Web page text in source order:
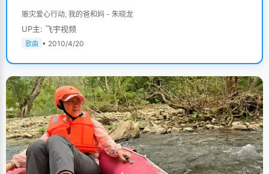
赈灾爱心行动, 我的爸和妈 - 朱晓龙
UP主: 飞宇视频
歌曲 • 2010/4/20